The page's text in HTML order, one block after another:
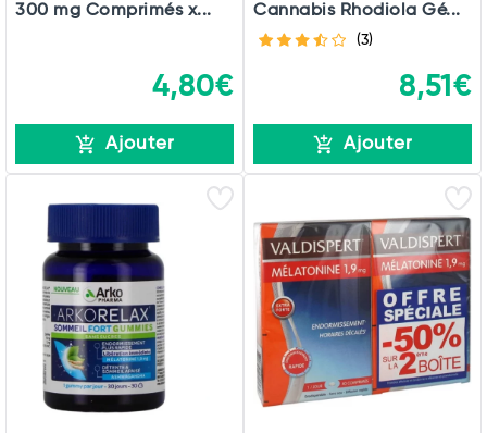
300 mg Comprimés x...
4,80€
Ajouter
Cannabis Rhodiola Gé...
(3)
8,51€
Ajouter